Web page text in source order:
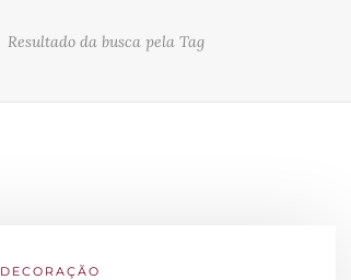
Resultado da busca pela Tag
DECORAÇÃO